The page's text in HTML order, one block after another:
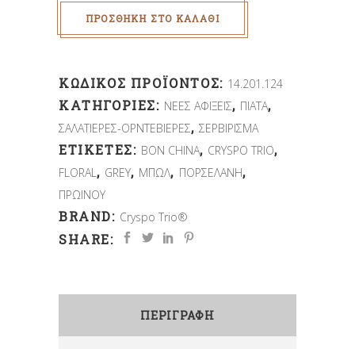
ΠΡΟΣΘΉΚΗ ΣΤΟ ΚΑΛΆΘΙ
ΚΩΔΙΚΌΣ ΠΡΟΪΌΝΤΟΣ: 14.201.124
ΚΑΤΗΓΟΡΊΕΣ: ΝΕΕΣ ΑΦΙΞΕΙΣ, ΠΙΑΤΑ,
ΣΑΛΑΤΙΕΡΕΣ-ΟΡΝΤΕΒΙΕΡΕΣ,ΣΕΡΒΙΡΙΣΜΑ
ΕΤΙΚΈΤΕΣ: BON CHINA, CRYSPO TRIO,
FLORAL, GREY, ΜΠΩΛ, ΠΟΡΣΕΛΑΝΗ,
ΠΡΩΙΝΟΥ
BRAND: Cryspo Trio®
SHARE:
ΠΕΡΙΓΡΑΦΉ